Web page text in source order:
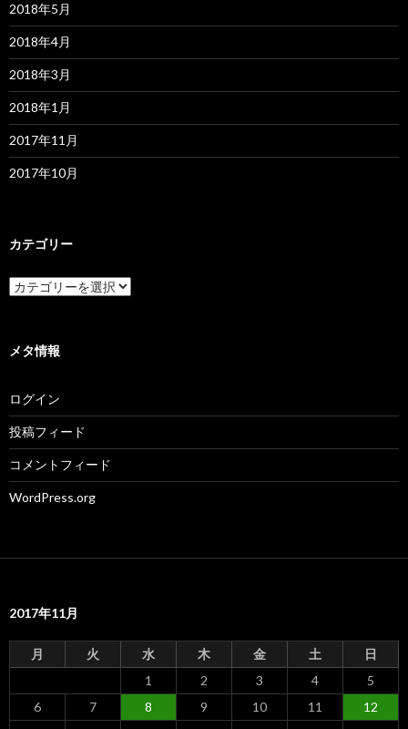
2018年5月
2018年4月
2018年3月
2018年1月
2017年11月
2017年10月
カテゴリー
カ
テ
ー
メタ情報
ログイン
投稿フィード
コメントフィード
WordPress.org
2017年11月
月 火 水 木 金 土
日
1
2 3 4
5
6
7 8 9 10 11
12